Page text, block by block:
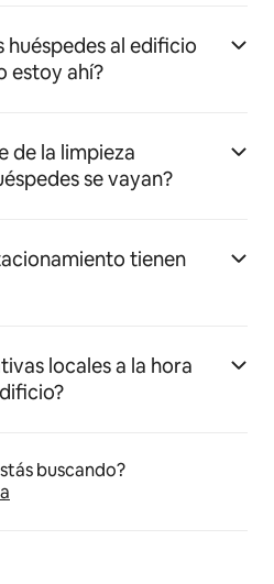
al edificio
estoy ahí?
de la limpieza
se vayan?
tienen
locales a la hora
buscando?